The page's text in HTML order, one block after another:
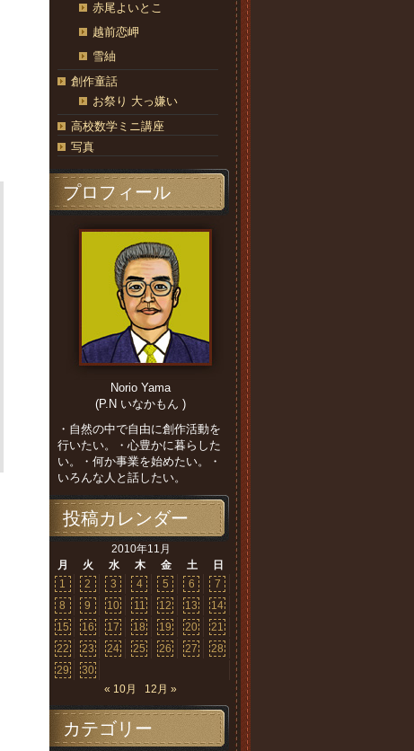
赤尾よいとこ
越前恋岬
雪紬
創作童話
お祭り 大っ嫌い
高校数学ミニ講座
写真
プロフィール
Norio Yama
(P.N いなかもん )
・自然の中で自由に創作活動を
行いたい。・心豊かに暮らした
い。・何か事業を始めたい。・
いろんな人と話したい。
投稿カレンダー
2010年11月
月
火 水 木 金 土
日
1
2 3 4 5 6
7
8
9 10 11 12 13
14
15
16 17 18 19 20
21
22
23 24 25 26 27
28
29
30
« 10月
12月 »
カテゴリー